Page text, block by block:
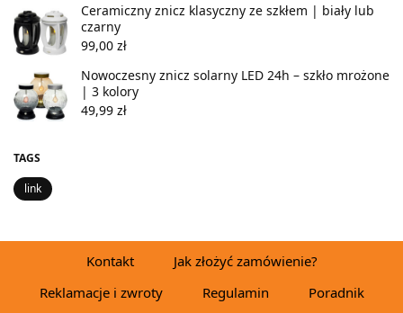
Ceramiczny znicz klasyczny ze szkłem | biały lub
czarny
99,00 zł
Nowoczesny znicz solarny LED 24h – szkło mrożone
| 3 kolory
49,99 zł
TAGS
link
Kontakt
Jak złożyć zamówienie?
Reklamacje i zwroty
Regulamin
Poradnik